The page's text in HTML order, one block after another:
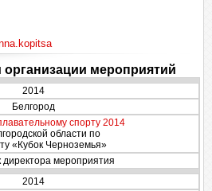
организации мероприятий
2014
Белгород
спорту 2014
области по
«Кубок Черноземья»
мероприятия
2014